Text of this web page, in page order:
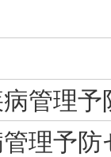
管理
理予